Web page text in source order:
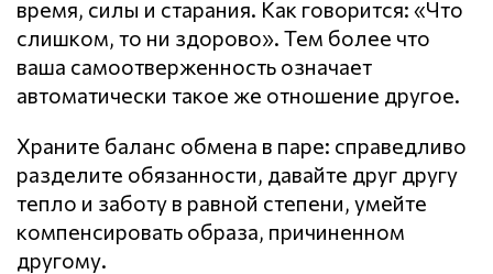
время, силы и старания. Как говорится: «Что
слишком, то ни здорово». Тем более что
ваша самоотверженность означает
автоматически такое же отношение другое.
Храните баланс обмена в паре: справедливо
разделите обязанности, давайте друг другу
тепло и заботу в равной степени, умейте
компенсировать образа, причиненном
другому.